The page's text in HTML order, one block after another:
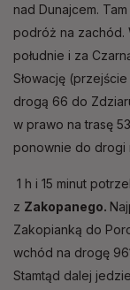
nad Dunajcem.
podróż na zachód.
południe i za
Słowację
drogą 66 do
w prawo na trasę
ponownie do drogi
1 h i 15 minut
z Zakopanego.
Zakopianką do
wchód na drogę
Stamtąd dalej